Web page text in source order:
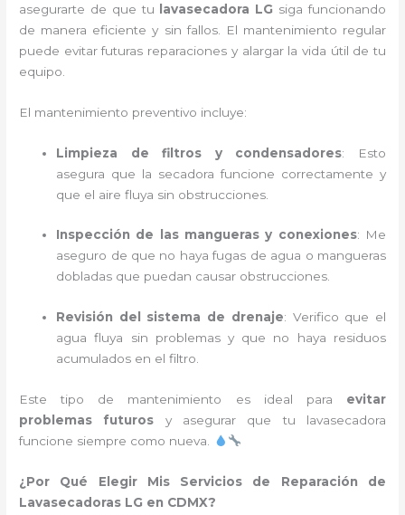
asegurarte de que tu lavasecadora LG siga funcionando
de manera eficiente y sin fallos. El mantenimiento regular
puede evitar futuras reparaciones y alargar la vida útil de tu
equipo.
El mantenimiento preventivo incluye:
Limpieza de filtros y condensadores: Esto
asegura que la secadora funcione correctamente y
que el aire fluya sin obstrucciones.
Inspección de las mangueras y conexiones: Me
aseguro de que no haya fugas de agua o mangueras
dobladas que puedan causar obstrucciones.
Revisión del sistema de drenaje: Verifico que el
agua fluya sin problemas y que no haya residuos
acumulados en el filtro.
Este tipo de mantenimiento es ideal para evitar
problemas futuros y asegurar que tu lavasecadora
funcione siempre como nueva.
¿Por Qué Elegir Mis Servicios de Reparación de
Lavasecadoras LG en CDMX?